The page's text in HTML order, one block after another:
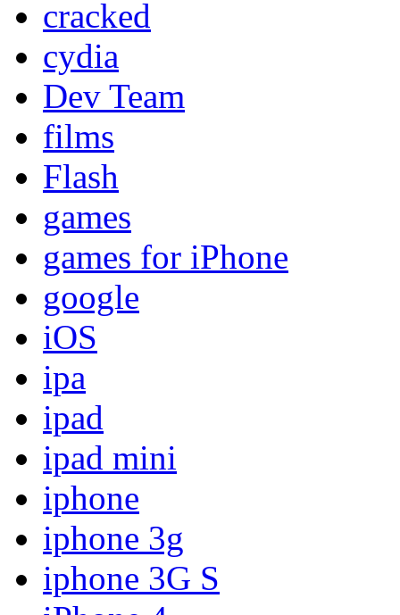
cracked
cydia
Dev Team
films
Flash
games
games for iPhone
google
iOS
ipa
ipad
ipad mini
iphone
iphone 3g
iphone 3G S